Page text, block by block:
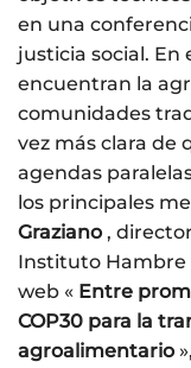
en una
justicia social. En
encuentran la
comunidades
vez más clara de
agendas
los principales
Graziano,
Instituto Hambre
web « Entre
COP30 para la
agroalimentario